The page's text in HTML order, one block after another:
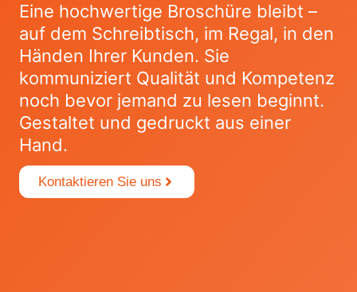
Eine hochwertige Broschüre bleibt –
auf dem Schreibtisch, im Regal, in den
Händen Ihrer Kunden. Sie
kommuniziert Qualität und Kompetenz
noch bevor jemand zu lesen beginnt.
Gestaltet und gedruckt aus einer
Hand.
Kontaktieren Sie uns